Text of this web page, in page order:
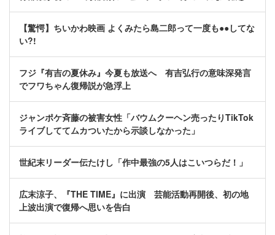
【驚愕】ちいかわ映画 よくみたら島二郎って一度も●●してな
い?!
フジ『有吉の夏休み』今夏も放送へ 有吉弘行の意味深発言
でフワちゃん復帰説が急浮上
ジャンポケ斉藤の被害女性「バウムクーヘン売ったりTikTok
ライブしててムカついたから示談しなかった」
世紀末リーダー伝たけし「作中最強の5人はこいつらだ！」
広末涼子、『THE TIME』に出演 芸能活動再開後、初の地
上波出演で復帰へ思いを告白